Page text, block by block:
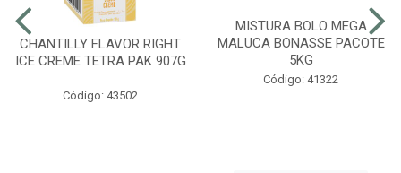
CHANTILLY FLAVOR RIGHT
ICE CREME TETRA PAK 907G
Código: 43502
MISTURA BOLO MEGA
MALUCA BONASSE PACOTE
5KG
Código: 41322